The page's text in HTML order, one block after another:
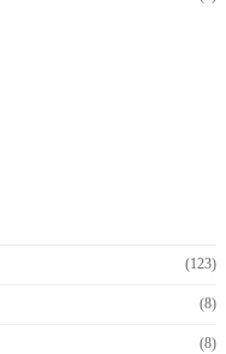
(123)
(8)
(8)